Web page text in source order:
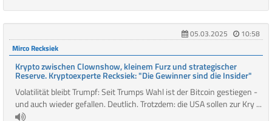
05.03.2025
10:58
Mirco Recksiek
Krypto zwischen Clownshow, kleinem Furz und strategischer
Reserve. Kryptoexperte Recksiek: "Die Gewinner sind die Insider"
Volatilität bleibt Trumpf: Seit Trumps Wahl ist der Bitcoin gestiegen -
und auch wieder gefallen. Deutlich. Trotzdem: die USA sollen zur Kry ...